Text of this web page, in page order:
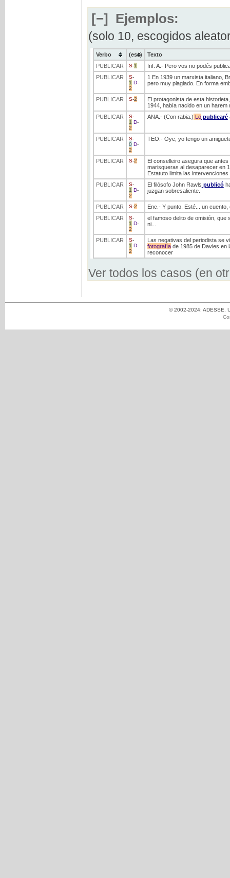
[−] Ejemplos:
(solo 10, escogidos
Verbo (ess)
Texto
PUBLICAR
S-1
Inf. A.- Pero vos no podés
PUBLICAR
S-
1 D-
2
1 En 1939 un marxista italiano,
pero muy plagiado. En forma
PUBLICAR S-2
El protagonista de esta
1944, había nacido en un
PUBLICAR
S-
1 D-
2
ANA.- (Con rabia.) Lopublicaré
PUBLICAR S-
0 D-
2
TEO.- Oye, yo tengo un
PUBLICAR S-2
El conselleiro asegura que antes
marisqueras al desaparecer en
Estatuto limita las intervenciones
PUBLICAR
S-
1 D-
2
El filósofo John Rawls publicó
juzgan sobresaliente.
PUBLICAR S-2
Enc.- Y punto. Esté... un cuento,
PUBLICAR
S-
1 D-
2
el famoso delito de omisión, que
ni...
PUBLICAR S-
1 D-
2
Las negativas del periodista se
fotografíade 1985 de Davies en
reconocer
Ver todos los casos (en
© 2002-2024: ADESSE.